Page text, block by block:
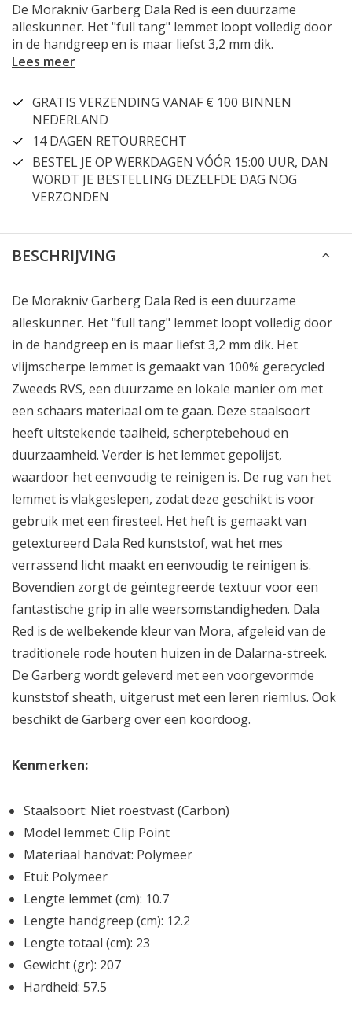
De Morakniv Garberg Dala Red is een duurzame
alleskunner. Het "full tang" lemmet loopt volledig door
in de handgreep en is maar liefst 3,2 mm dik.
Lees meer
GRATIS VERZENDING VANAF € 100 BINNEN
NEDERLAND
14 DAGEN RETOURRECHT
BESTEL JE OP WERKDAGEN VÓÓR 15:00 UUR, DAN
WORDT JE BESTELLING DEZELFDE DAG NOG
VERZONDEN
BESCHRIJVING
De Morakniv Garberg Dala Red is een duurzame
alleskunner. Het "full tang" lemmet loopt volledig door
in de handgreep en is maar liefst 3,2 mm dik. Het
vlijmscherpe lemmet is gemaakt van 100% gerecycled
Zweeds RVS, een duurzame en lokale manier om met
een schaars materiaal om te gaan. Deze staalsoort
heeft uitstekende taaiheid, scherptebehoud en
duurzaamheid. Verder is het lemmet gepolijst,
waardoor het eenvoudig te reinigen is. De rug van het
lemmet is vlakgeslepen, zodat deze geschikt is voor
gebruik met een firesteel. Het heft is gemaakt van
getextureerd Dala Red kunststof, wat het mes
verrassend licht maakt en eenvoudig te reinigen is.
Bovendien zorgt de geïntegreerde textuur voor een
fantastische grip in alle weersomstandigheden. Dala
Red is de welbekende kleur van Mora, afgeleid van de
traditionele rode houten huizen in de Dalarna-streek.
De Garberg wordt geleverd met een voorgevormde
kunststof sheath, uitgerust met een leren riemlus. Ook
beschikt de Garberg over een koordoog.
Kenmerken:
Staalsoort: Niet roestvast (Carbon)
Model lemmet: Clip Point
Materiaal handvat: Polymeer
Etui: Polymeer
Lengte lemmet (cm): 10.7
Lengte handgreep (cm): 12.2
Lengte totaal (cm): 23
Gewicht (gr): 207
Hardheid: 57.5